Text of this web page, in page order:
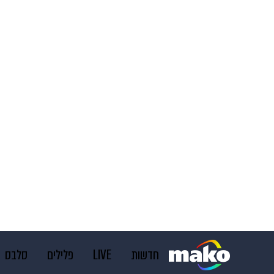
חדשות LIVE פלילים סלבס